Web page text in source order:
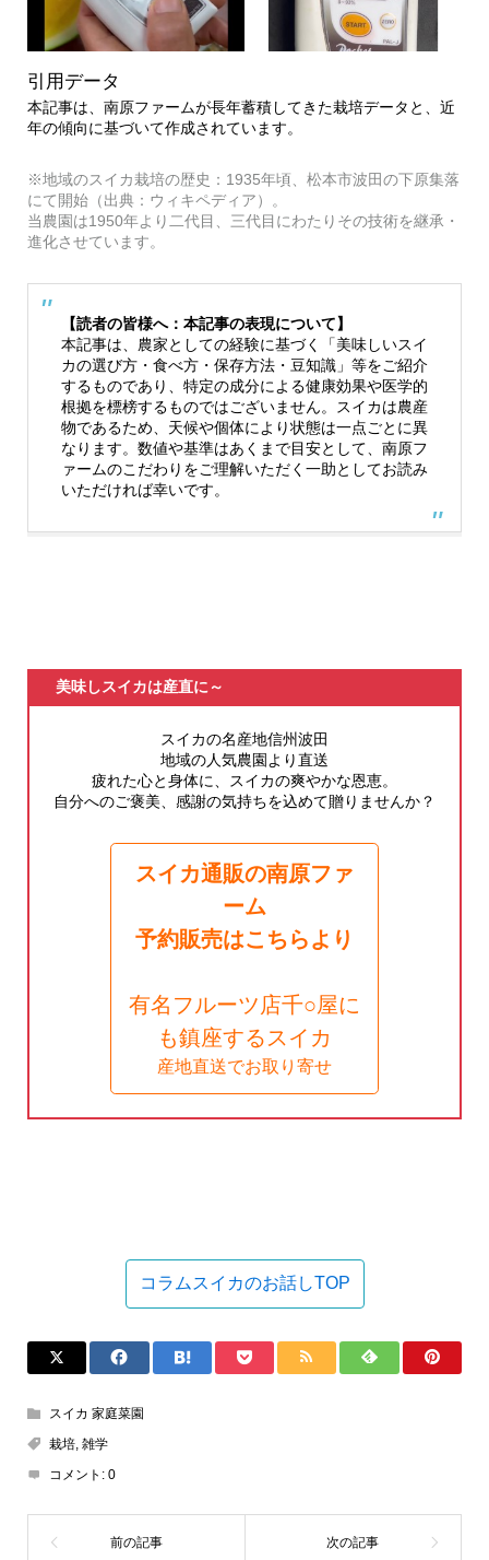
引用データ
本記事は、南原ファームが長年蓄積してきた栽培データと、近
年の傾向に基づいて作成されています。
※地域のスイカ栽培の歴史：1935年頃、松本市波田の下原集落
にて開始（出典：ウィキペディア）。
当農園は1950年より二代目、三代目にわたりその技術を継承・
進化させています。
【読者の皆様へ：本記事の表現について】
本記事は、農家としての経験に基づく「美味しいスイ
カの選び方・食べ方・保存方法・豆知識」等をご紹介
するものであり、特定の成分による健康効果や医学的
根拠を標榜するものではございません。スイカは農産
物であるため、天候や個体により状態は一点ごとに異
なります。数値や基準はあくまで目安として、南原フ
ァームのこだわりをご理解いただく一助としてお読み
いただければ幸いです。
美味しスイカは産直に～
スイカの名産地信州波田
地域の人気農園より直送
疲れた心と身体に、スイカの爽やかな恩恵。
自分へのご褒美、感謝の気持ちを込めて贈りませんか？
スイカ通販の南原ファ
ーム
予約販売はこちらより
有名フルーツ店千○屋に
も鎮座するスイカ
産地直送でお取り寄せ
コラムスイカのお話しTOP
スイカ 家庭菜園
栽培, 雑学
コメント: 0